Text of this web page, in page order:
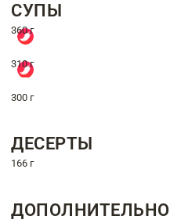
СУПЫ
360 г
310 г
300 г
ДЕСЕРТЫ
166 г
ДОПОЛНИТЕЛЬНО